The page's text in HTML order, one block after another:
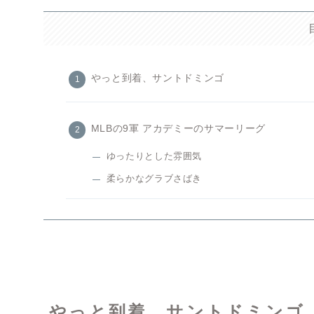
やっと到着、サントドミンゴ
MLBの9軍 アカデミーのサマーリーグ
ゆったりとした雰囲気
柔らかなグラブさばき